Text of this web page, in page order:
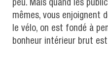
peu. Mais quand les
mêmes, vous enjoignent
le vélo, on est fondé à
bonheur intérieur brut